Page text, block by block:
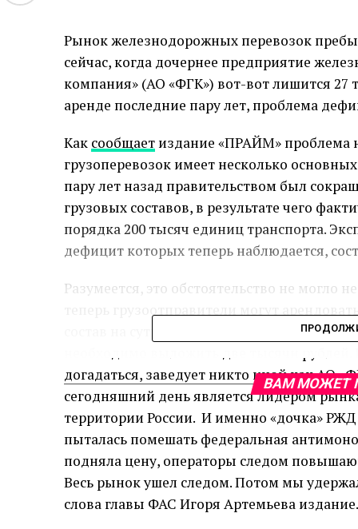
Рынок железнодорожных перевозок
сейчас, когда дочернее предприятие
компания» (АО «ФГК») вот-вот лишится 27
аренде последние пару лет, проблема
Как сообщает издание «ПРАЙМ» проблема
грузоперевозок имеет несколько
пару лет назад правительством был
грузовых составов, в результате чего
порядка 200 тысяч единиц транспорта.
дефицит которых теперь наблюдается,
Разумеется, это обстоятельство не могло
состав на сутки обходилось в 560
догадаться, заведует никто иной как АО
сегодняшний день является лидером
территории России. И именно «дочка»
пыталась помешать федеральная
подняла цену, операторы следом
Весь рынок ушел следом. Потом мы
слова главы ФАС Игоря Артемьева издание.
ВАМ МОЖЕТ